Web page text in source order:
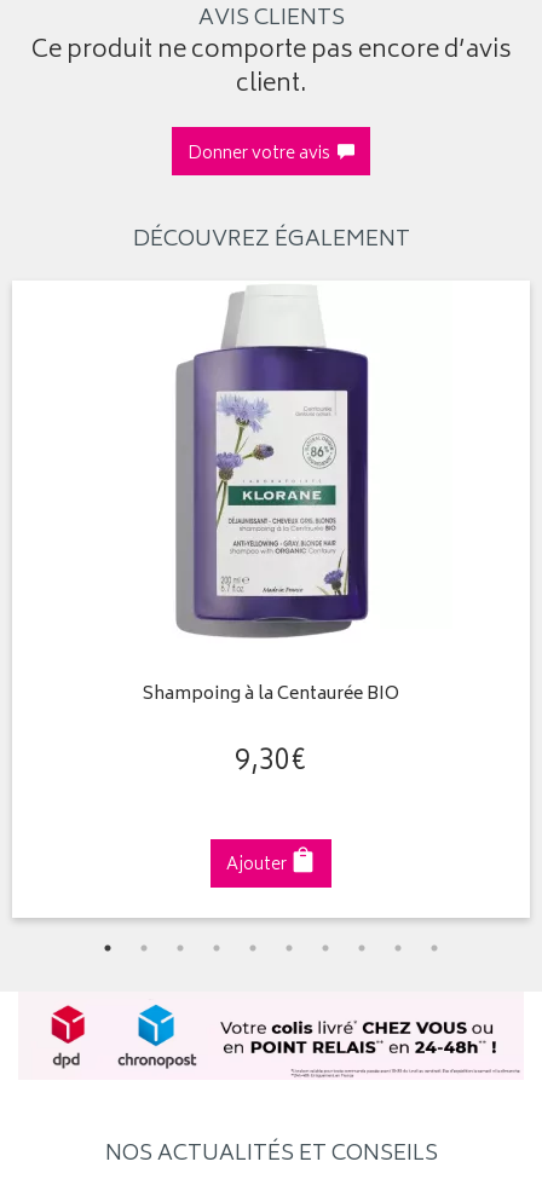
AVIS CLIENTS
Ce produit ne comporte pas encore d’avis
client.
Donner votre avis
DÉCOUVREZ ÉGALEMENT
Shampoing à la Centaurée BIO
9,30€
Ajouter
NOS ACTUALITÉS ET CONSEILS